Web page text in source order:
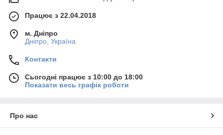
Працює з 22.04.2018
м. Дніпро
Дніпро, Україна
Контакти
Сьогодні працює з 10:00 до 18:00
Показати весь графік роботи
Про нас